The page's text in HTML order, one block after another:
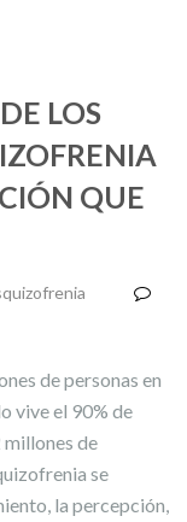
LOS
QUE
de personas en
vive el 90% de
de
se
la percepción,